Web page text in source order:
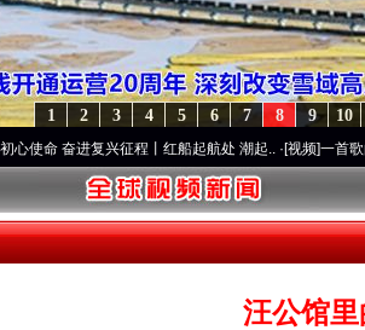
10
9
8
7
6
5
4
3
2
1
进复兴征程丨红船起航处 潮起..·[视频]一首歌的时间，
汪公馆
域中谋全局
今